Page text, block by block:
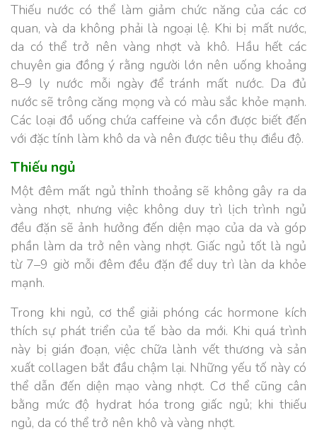
Thiếu nước có thể làm giảm chức năng của các cơ
quan, và da không phải là ngoại lệ. Khi bị mất nước,
da có thể trở nên vàng nhợt và khô. Hầu hết các
chuyên gia đồng ý rằng người lớn nên uống khoảng
8–9 ly nước mỗi ngày để tránh mất nước. Da đủ
nước sẽ trông căng mọng và có màu sắc khỏe mạnh.
Các loại đồ uống chứa caffeine và cồn được biết đến
với đặc tính làm khô da và nên được tiêu thụ điều độ.
Thiếu ngủ
Một đêm mất ngủ thỉnh thoảng sẽ không gây ra da
vàng nhợt, nhưng việc không duy trì lịch trình ngủ
đều đặn sẽ ảnh hưởng đến diện mạo của da và góp
phần làm da trở nên vàng nhợt. Giấc ngủ tốt là ngủ
từ 7–9 giờ mỗi đêm đều đặn để duy trì làn da khỏe
mạnh.
Trong khi ngủ, cơ thể giải phóng các hormone kích
thích sự phát triển của tế bào da mới. Khi quá trình
này bị gián đoạn, việc chữa lành vết thương và sản
xuất collagen bắt đầu chậm lại. Những yếu tố này có
thể dẫn đến diện mạo vàng nhợt. Cơ thể cũng cân
bằng mức độ hydrat hóa trong giấc ngủ; khi thiếu
ngủ, da có thể trở nên khô và vàng nhợt.